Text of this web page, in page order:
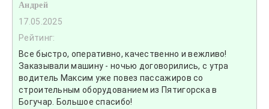
Андрей
17.05.2025
Рейтинг:
Все быстро, оперативно, качественно и вежливо!
Заказывали машину - ночью договорились, с утра
водитель Максим уже повез пассажиров со
строительным оборудованием из Пятигорска в
Богучар. Большое спасибо!